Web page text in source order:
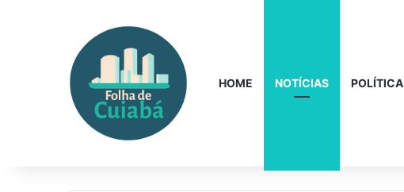
HOME NOTÍCIAS POLÍTICA